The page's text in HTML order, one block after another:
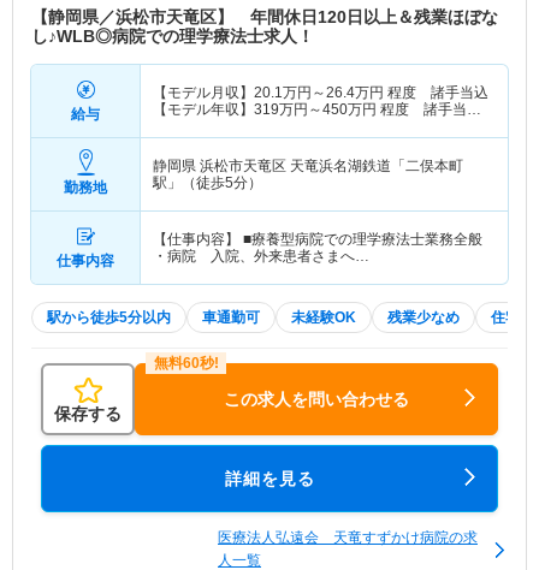
【静岡県／浜松市天竜区】 年間休日120日以上＆残業ほぼな
し♪WLB◎病院での理学療法士求人！
給与
【モデル月収】 20.1万円～26.4万円 程度 諸手当込
【モデル年収】 319万円～450万円 程度 諸手当・
勤務地
静岡県 浜松市天竜区 天竜浜名湖鉄道「二俣本町
駅」（徒歩5分）
仕事内容
【仕事内容】 ■療養型病院での理学療法士業務全般
・病院 入院、外来患者さまへ…
駅から徒歩5分以内 車通勤可 未経験OK 残業少なめ 住宅手
保存する
この求人を問い合わせる
詳細を見る
医療法人弘遠会 天竜すずかけ病院の求
人一覧